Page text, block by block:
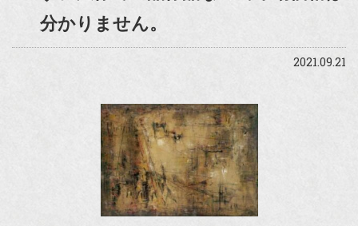
分かりません。
2021.09.21